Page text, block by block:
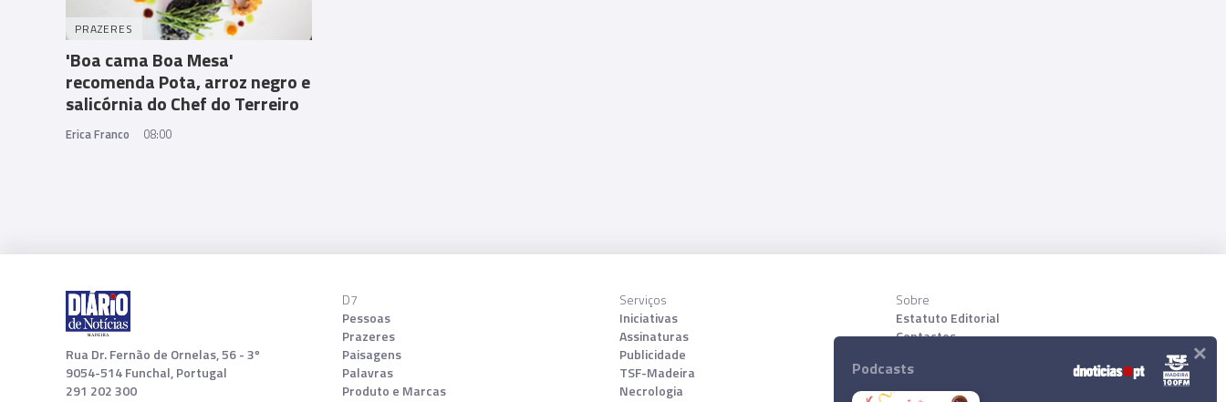
PRAZERES
'Boa cama Boa Mesa'
recomenda Pota, arroz negro e
salicórnia do Chef do Terreiro
Erica Franco 08:00
Rua Dr. Fernão de Ornelas, 56 - 3º
9054-514 Funchal, Portugal
291 202 300
D7
Pessoas
Prazeres
Paisagens
Palavras
Produto e Marcas
Serviços
Iniciativas
Assinaturas
Publicidade
TSF-Madeira
Necrologia
Sobre
Estatuto Editorial
Contactos
Download App
Podcasts ×